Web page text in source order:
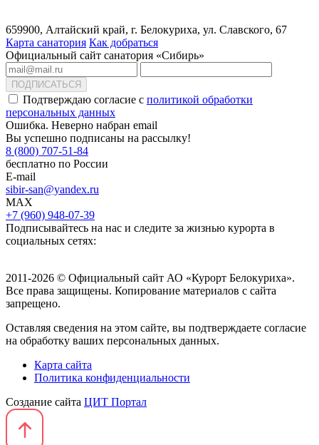
659900, Алтайский край, г. Белокуриха, ул. Славского, 67
Карта санатория Как добраться
Официальный сайт санатория «Сибирь»
ПОДПИСАТЬСЯ
Подтверждаю согласие с политикой обработки
персональных данных
Ошибка. Неверно набран email
Вы успешно подписаны на рассылку!
8 (800) 707-51-84
бесплатно по России
E-mail
sibir-san@yandex.ru
MAX
+7 (960) 948-07-39
Подписывайтесь на нас и следите за жизнью курорта в
социальных сетях:
2011-2026 © Официальный сайт АО «Курорт Белокуриха».
Все права защищены. Копирование материалов с сайта
запрещено.
Оставляя сведения на этом сайте, вы подтверждаете согласие
на обработку ваших персональных данных.
Карта сайта
Политика конфиденциальности
Создание сайта ЦИТ Портал